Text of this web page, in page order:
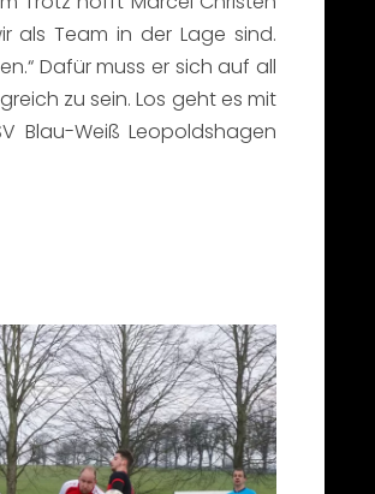
als Team in der Lage sind.
Dafür muss er sich auf all
zu sein. Los geht es mit
Blau-Weiß Leopoldshagen